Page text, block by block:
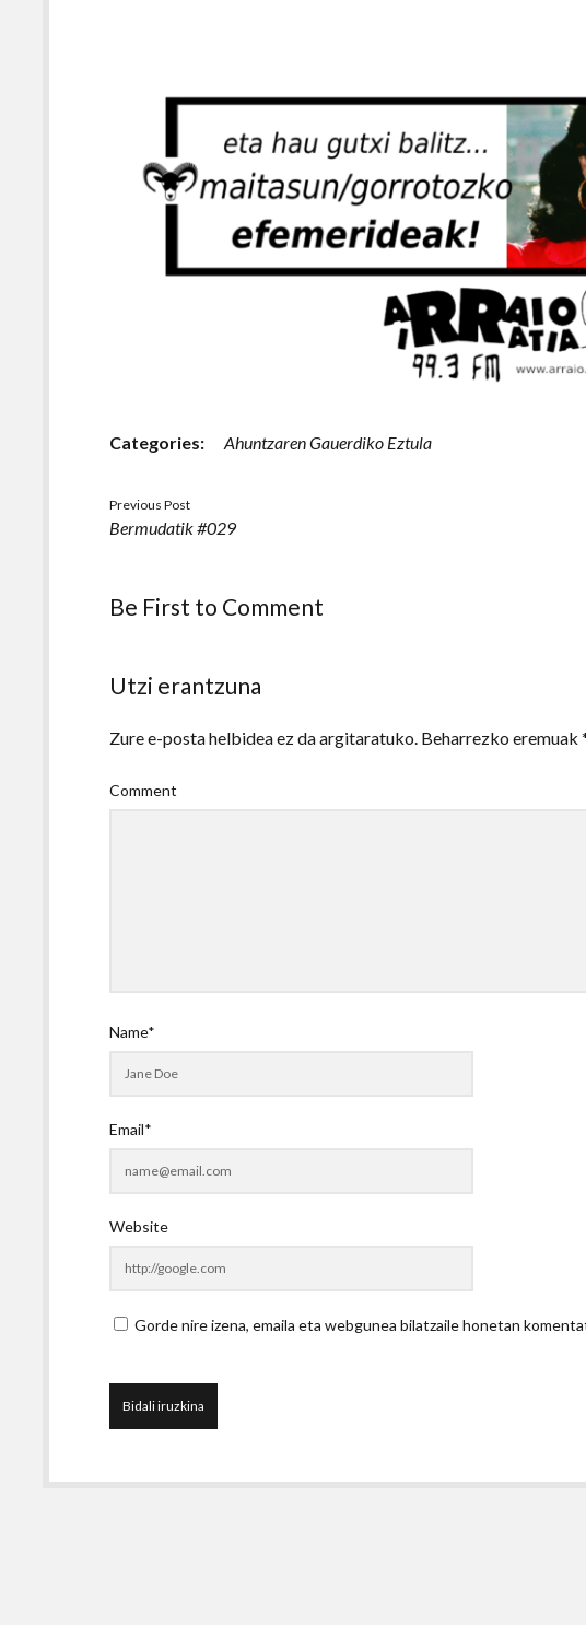
Categories: Ahuntzaren Gauerdiko Eztula
Previous Post
Bermudatik #029
Be First to Comment
Utzi erantzuna
Zure e-posta helbidea ez da argitaratuko. Beharrezko eremuak
Comment
Name*
Email*
Website
Gorde nire izena, emaila eta webgunea bilatzaile honetan